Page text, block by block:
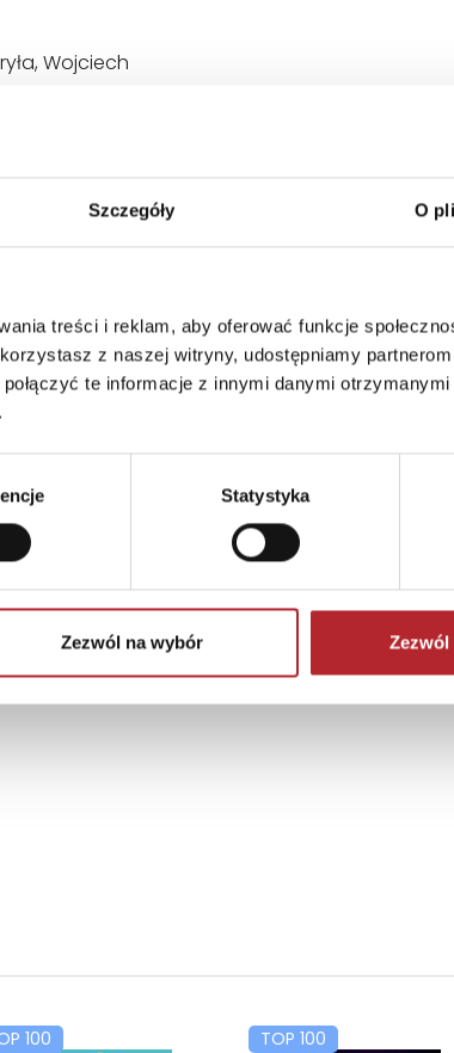
Szczegóły O
treści i reklam, aby oferować funkcje
z naszej witryny, udostępniamy partnerom
te informacje z innymi danymi otrzymanymi
Statystyka
Zezwól na wybór Zezwól
Wojciech
100
TOP 100